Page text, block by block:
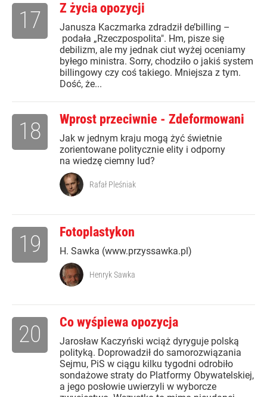
Z życia opozycji
Janusza Kaczmarka zdradził de’billing –
podała „Rzeczpospolita". Hm, pisze się
debilizm, ale my jednak ciut wyżej oceniamy
byłego ministra. Sorry, chodziło o jakiś system
billingowy czy coś takiego. Mniejsza z tym.
Dość, że...
17
Wprost przeciwnie - Zdeformowani
Jak w jednym kraju mogą żyć świetnie
zorientowane politycznie elity i odporny
na wiedzę ciemny lud?
18
Rafał Pleśniak
Fotoplastykon
H. Sawka (www.przyssawka.pl)
19
Henryk Sawka
Co wyśpiewa opozycja
Jarosław Kaczyński wciąż dyryguje polską
polityką. Doprowadził do samorozwiązania
Sejmu, PiS w ciągu kilku tygodni odrobiło
sondażowe straty do Platformy Obywatelskiej,
a jego posłowie uwierzyli w wyborcze
20